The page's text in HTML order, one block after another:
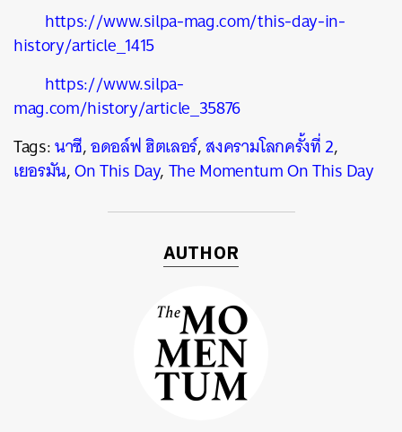
https://www.silpa-mag.com/this-day-in-
history/article_1415
https://www.silpa-
mag.com/history/article_35876
Tags:นาซี,อดอล์ฟ ฮิตเลอร์,สงครามโลกครั้งที่ 2,
เยอรมัน,On This Day,The Momentum On This Day
AUTHOR